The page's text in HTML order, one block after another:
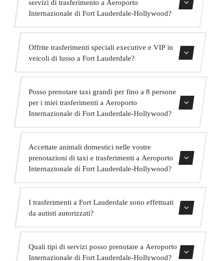
della prenotazione.
servizi di trasferimento a Aeroporto
Internazionale di Fort Lauderdale-Hollywood?
1, 2 e 3) completamente gratuiti. Basta indicarlo al
Offrite trasferimenti speciali executive e VIP in
veicoli di lusso a Fort Lauderdale?
Mercedes di alta gamma, un autista in abito bilingue e
extra come acqua e WiFi a bordo.
Posso prenotare taxi grandi per fino a 8 persone
per i miei trasferimenti a Aeroporto
Internazionale di Fort Lauderdale-Hollywood?
minibus per fino a 16 passeggeri per grandi gruppi.
Accettate animali domestici nelle vostre
prenotazioni di taxi e trasferimenti a Aeroporto
Internazionale di Fort Lauderdale-Hollywood?
Chiediamo di indicarlo al momento della prenotazione
I trasferimenti a Fort Lauderdale sono effettuati
da autisti autorizzati?
assicurazione professionale e veicoli con revisione attuale.
Quali tipi di servizi posso prenotare a Aeroporto
Internazionale di Fort Lauderdale-Hollywood?